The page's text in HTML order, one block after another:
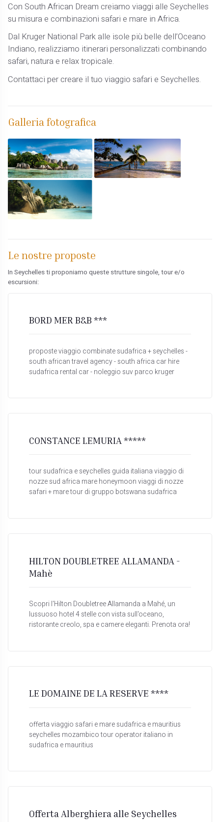
Con South African Dream creiamo viaggi alle Seychelles
su misura e combinazioni safari e mare in Africa.
Dal Kruger National Park alle isole più belle dell’Oceano
Indiano, realizziamo itinerari personalizzati combinando
safari, natura e relax tropicale.
Contattaci per creare il tuo viaggio safari e Seychelles.
Galleria fotografica
Le nostre proposte
In Seychelles ti proponiamo queste strutture singole, tour e/o
escursioni:
BORD MER B&B ***
proposte viaggio combinate sudafrica + seychelles -
south african travel agency - south africa car hire
sudafrica rental car - noleggio suv parco kruger
CONSTANCE LEMURIA *****
tour sudafrica e seychelles guida italiana viaggio di
nozze sud africa mare honeymoon viaggi di nozze
safari + mare tour di gruppo botswana sudafrica
HILTON DOUBLETREE ALLAMANDA -
Mahè
Scopri l'Hilton Doubletree Allamanda a Mahé, un
lussuoso hotel 4 stelle con vista sull'oceano,
ristorante creolo, spa e camere eleganti. Prenota ora!
LE DOMAINE DE LA RESERVE ****
offerta viaggio safari e mare sudafrica e mauritius
seychelles mozambico tour operator italiano in
sudafrica e mauritius
Offerta Alberghiera alle Seychelles